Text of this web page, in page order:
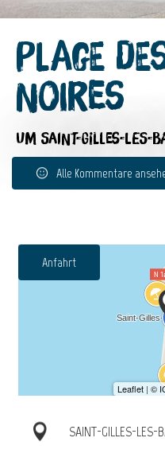
Plage
Noires
UM SAINT-GILLES-LES-
Alle Kommentare
Anfahrt
SAINT-GILLES-LES-